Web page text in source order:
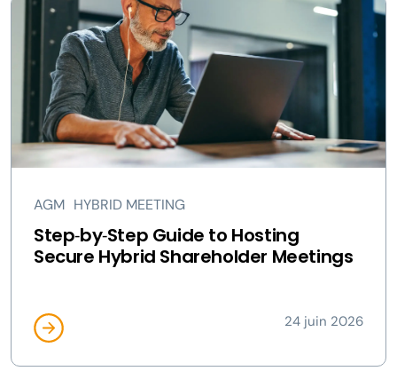
AGM HYBRID MEETING
Step‑by‑Step Guide to Hosting
Secure Hybrid Shareholder Meetings
24 juin 2026